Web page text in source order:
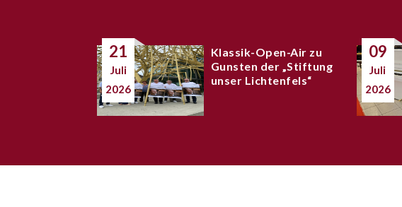
21
Juli
2026
Klassik-Open-Air zu
Gunsten der „Stiftung
unser Lichtenfels“
09
Juli
2026